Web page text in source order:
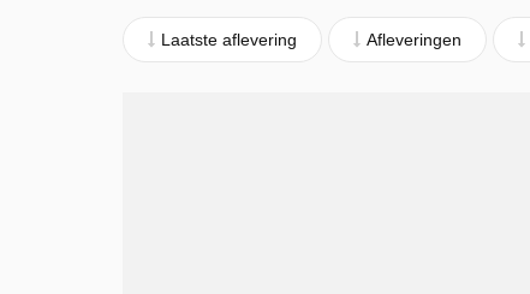
Laatste aflevering Afleveringen